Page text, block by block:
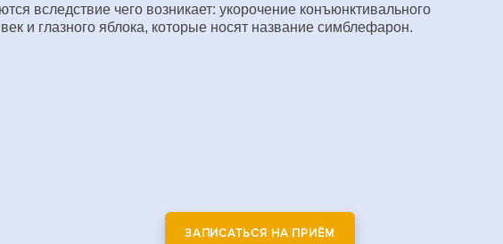
вследствие чего возникает: укорочение конъюнктивального
и глазного яблока, которые носят название симблефарон.
ЗАПИСАТЬСЯ НА ПРИЁМ